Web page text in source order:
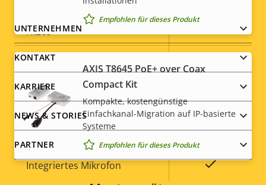
H.265 –
AV1
Audio
Eigentumsbeschreibung Eigentumswert
Audiounterstützung Ja
Integriertes Mikrofon Ja
Empfohlen für dieses Produkt
AXIS T8645 PoE+ over Coax
Compact Kit
Kompakte, kostengünstige
Einfachkanal-Migration auf IP-basierte
Systeme
Empfohlen für dieses Produkt
Footer
menu
UNTERNEHMEN
KONTAKT
KARRIERE
NEWS & STORIES
PARTNER